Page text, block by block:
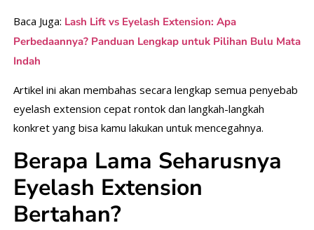
Baca Juga: Lash Lift vs Eyelash Extension: Apa
Perbedaannya? Panduan Lengkap untuk Pilihan Bulu Mata
Indah
Artikel ini akan membahas secara lengkap semua penyebab
eyelash extension cepat rontok dan langkah-langkah
konkret yang bisa kamu lakukan untuk mencegahnya.
Berapa Lama Seharusnya
Eyelash Extension
Bertahan?